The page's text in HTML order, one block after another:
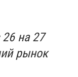
на 27
рынок